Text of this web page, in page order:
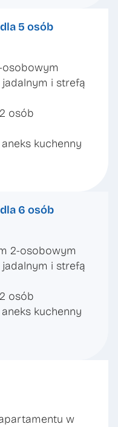
5 osób
osobowym
jadalnym i strefą
osób
kuchenny
6 osób
2-osobowym
jadalnym i strefą
osób
kuchenny
w